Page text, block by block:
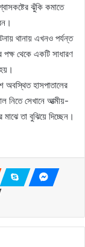
ঝুঁকি কমাতে
থানায় এখনও পর্যন্ত
পক্ষ থেকে একটি সাধারণ
অবস্থিত হাসপাতালের
নিতে সেখানে আত্মীয়-
তা বুঝিয়ে দিচ্ছেন।